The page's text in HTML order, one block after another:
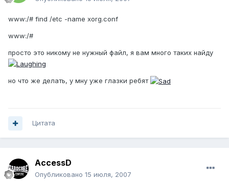
www:/# find /etc -name xorg.conf
www:/#
просто это никому не нужный файл, я вам много таких найду
но что же делать, у мну уже глазки ребят
Цитата
AccessD
Опубликовано 15 июля, 2007